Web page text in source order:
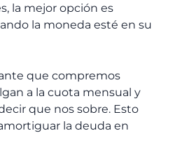
la mejor opción es
la moneda esté en su
que compremos
a la cuota mensual y
que nos sobre. Esto
la deuda en